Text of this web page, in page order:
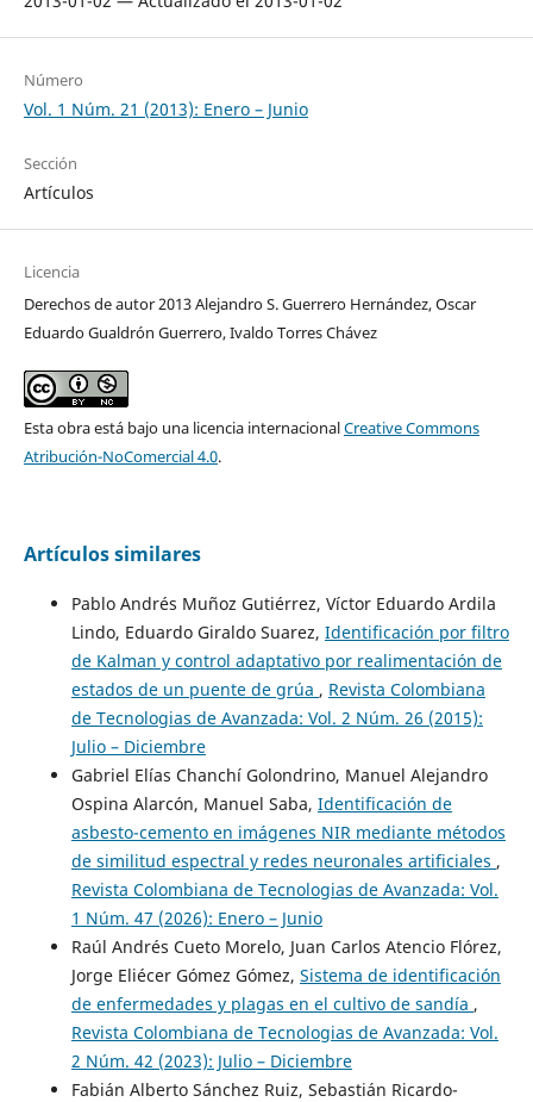
Número
Vol. 1 Núm. 21 (2013): Enero – Junio
Sección
Artículos
Licencia
Derechos de autor 2013 Alejandro S. Guerrero Hernández, Oscar
Eduardo Gualdrón Guerrero, Ivaldo Torres Chávez
Esta obra está bajo una licencia internacionalCreative Commons
Atribución-NoComercial 4.0.
Artículos similares
Pablo Andrés Muñoz Gutiérrez, Víctor Eduardo Ardila
Lindo, Eduardo Giraldo Suarez, Identificación por filtro
de Kalman y control adaptativo por realimentación de
estados de un puente de grúa , Revista Colombiana
de Tecnologias de Avanzada: Vol. 2 Núm. 26 (2015):
Julio – Diciembre
Gabriel Elías Chanchí Golondrino, Manuel Alejandro
Ospina Alarcón, Manuel Saba, Identificación de
asbesto-cemento en imágenes NIR mediante métodos
de similitud espectral y redes neuronales artificiales ,
Revista Colombiana de Tecnologias de Avanzada: Vol.
1 Núm. 47 (2026): Enero – Junio
Raúl Andrés Cueto Morelo, Juan Carlos Atencio Flórez,
Jorge Eliécer Gómez Gómez, Sistema de identificación
de enfermedades y plagas en el cultivo de sandía ,
Revista Colombiana de Tecnologias de Avanzada: Vol.
2 Núm. 42 (2023): Julio – Diciembre
Fabián Alberto Sánchez Ruiz, Sebastián Ricardo-